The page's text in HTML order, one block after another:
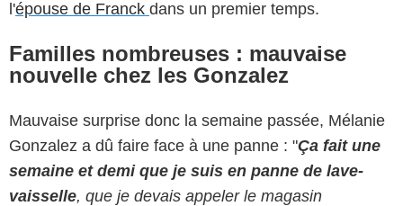
l'épouse de Franck dans un premier temps.
Familles nombreuses : mauvaise
nouvelle chez les Gonzalez
Mauvaise surprise donc la semaine passée, Mélanie
Gonzalez a dû faire face à une panne : "Ça fait une
semaine et demi que je suis en panne de lave-
vaisselle, que je devais appeler le magasin